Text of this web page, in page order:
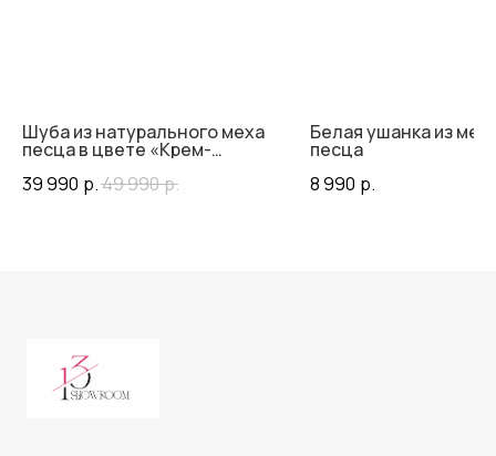
Шуба из натурального меха
песца в цвете «Крем-
39 990 р.49 990р.
Белая ушанка из
песца
8 990 р.